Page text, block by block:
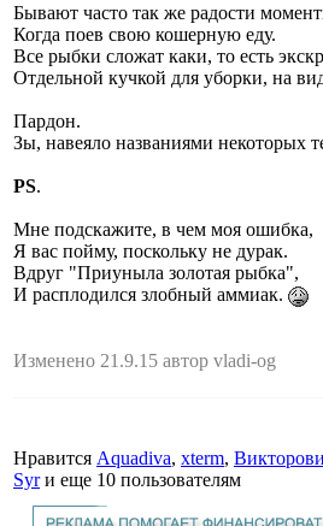
Бывают часто так же радости
Когда поев свою кошерную еду.
Все рыбки сложат каки, то есть
Отдельной кучкой для уборки, на
Пардон.
Зы, навеяло названиями некоторых
PS.
Мне подскажите, в чем моя ошибка,
Я вас пойму, поскольку не дурак.
Вдруг "Приуныла золотая рыбка",
И расплодился злобный аммиак.
Изменено 21.9.15 автор vladi-og
Нравится Aquadiva, xterm,
Syrи еще 10 пользователям